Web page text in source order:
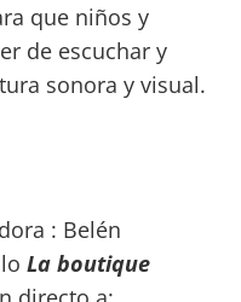
que niños y
de escuchar y
sonora y visual.
: Belén
La boutique